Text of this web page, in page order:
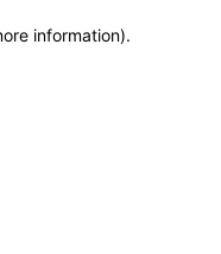
information).